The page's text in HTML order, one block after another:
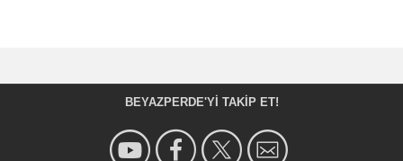
BEYAZPERDE'YI TAKIP ET!